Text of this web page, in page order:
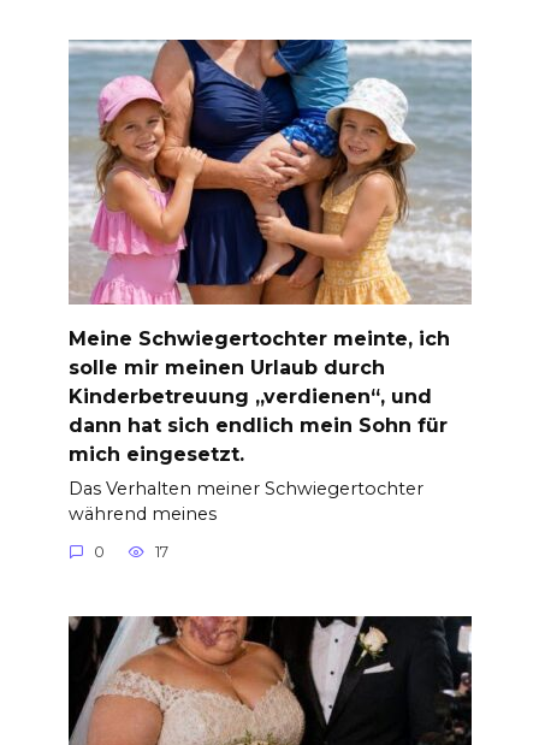
Meine Schwiegertochter meinte, ich
solle mir meinen Urlaub durch
Kinderbetreuung „verdienen“, und
dann hat sich endlich mein Sohn für
mich eingesetzt.
Das Verhalten meiner Schwiegertochter
während meines
0 17